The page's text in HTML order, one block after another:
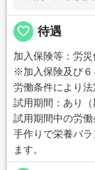
favorite_border 待遇
加入保険等：労災
※加入保険及び６
労働条件により法
試用期間：あり（
試用期間中の労
手作りで栄養バ
ます。